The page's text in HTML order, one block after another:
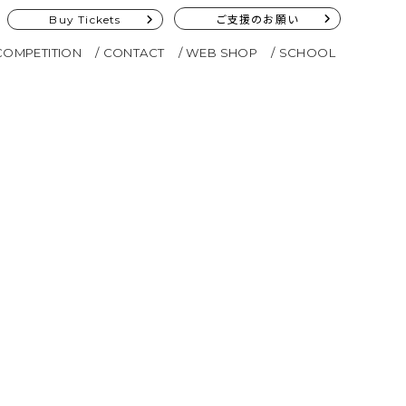
Buy Tickets ご支援のお願い
CONTACT WEB SHOP SCHOOL